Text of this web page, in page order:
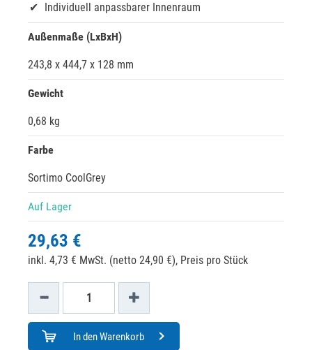
Individuell anpassbarer Innenraum
Außenmaße (LxBxH)
243,8 x 444,7 x 128 mm
Gewicht
0,68 kg
Farbe
Sortimo CoolGrey
Auf Lager
29,63 €
inkl. 4,73 € MwSt. (netto 24,90 €), Preis pro Stück
In den Warenkorb